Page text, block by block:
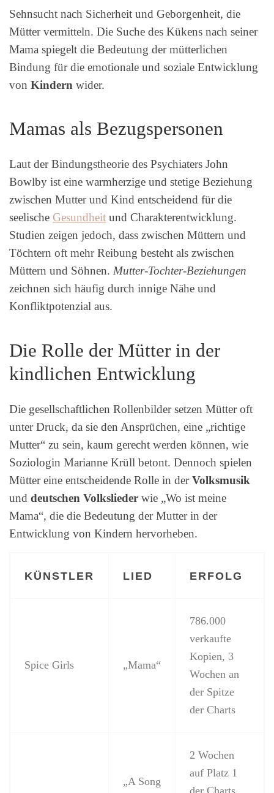
Sehnsucht nach Sicherheit und Geborgenheit, die
Mütter vermitteln. Die Suche des Kükens nach seiner
Mama spiegelt die Bedeutung der mütterlichen
Bindung für die emotionale und soziale Entwicklung
von Kindern wider.
Mamas als Bezugspersonen
Laut der Bindungstheorie des Psychiaters John
Bowlby ist eine warmherzige und stetige Beziehung
zwischen Mutter und Kind entscheidend für die
seelische Gesundheit und Charakterentwicklung.
Studien zeigen jedoch, dass zwischen Müttern und
Töchtern oft mehr Reibung besteht als zwischen
Müttern und Söhnen. Mutter-Tochter-Beziehungen
zeichnen sich häufig durch innige Nähe und
Konfliktpotenzial aus.
Die Rolle der Mütter in der
kindlichen Entwicklung
Die gesellschaftlichen Rollenbilder setzen Mütter oft
unter Druck, da sie den Ansprüchen, eine „richtige
Mutter“ zu sein, kaum gerecht werden können, wie
Soziologin Marianne Krüll betont. Dennoch spielen
Mütter eine entscheidende Rolle in derVolksmusik
und deutschen Volkslieder wie „Wo ist meine
Mama“, die die Bedeutung der Mutter in der
Entwicklung von Kindern hervorheben.
KÜNSTLER LIED ERFOLG
Spice Girls „Mama“
786.000
verkaufte
Kopien, 3
Wochen an
der Spitze
der Charts
„A Song
2 Wochen
auf Platz 1
der Charts,